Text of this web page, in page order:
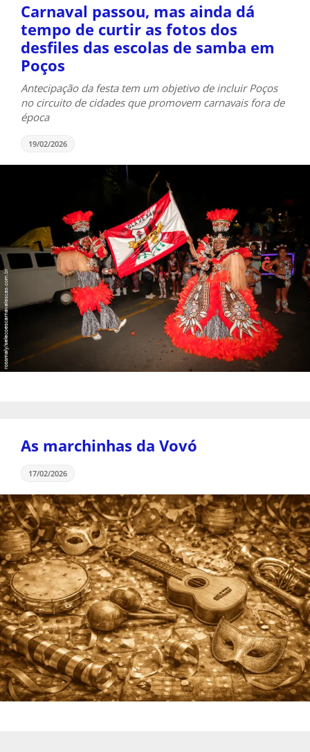
Carnaval passou, mas ainda dá
tempo de curtir as fotos dos
desfiles das escolas de samba em
Poços
Antecipação da festa tem um objetivo de incluir Poços
no circuito de cidades que promovem carnavais fora de
época
19/02/2026
As marchinhas da Vovó
17/02/2026